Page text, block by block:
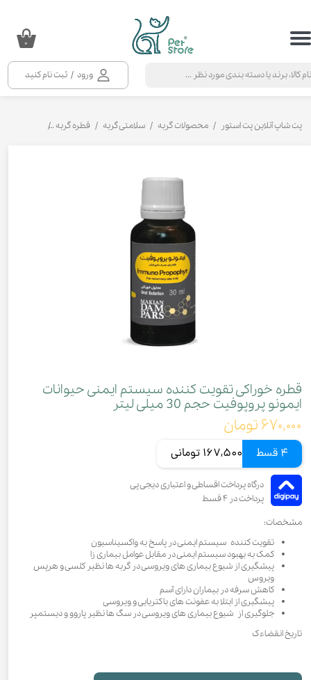
ورود / ثبت نام کنید
حساب کاربری من
خروج از حساب کاربری
۰
پت شاپ آنلاین پت استور محصولات گربه سلامتی گربه قطره گربه
قطره خوراکی تقویت کننده سیستم ایمنی حیوانات
ایمونو پروپوفیت حجم 30 میلی لیتر
۶۷۰,۰۰۰ تومان
4 قسط 167,500 تومانی
مشخصات:
تقویت کننده سیستم ایمنی در پاسخ به واکسیناسیون
کمک به بهبود سیستم ایمنی در مقابل عوامل بیماری زا
پیشگیری از شیوع بیماری های ویروسی در گربه ها نظیر کلسی و هرپس
ویروس
کاهش سرفه در بیماران دارای آسم
پیشگیری از ابتلا به عفونت های باکتریایی و ویروسی
جلوگیری از شیوع بیماری های ویروسی در سگ ها نظیر پاروو و دیستمپر
تاریخ انقضاءک